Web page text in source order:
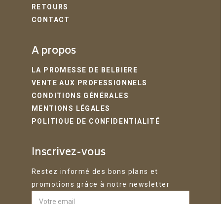
RETOURS
CONTACT
A propos
LA PROMESSE DE BELBIERE
VENTE AUX PROFESSIONNELS
CONDITIONS GÉNÉRALES
MENTIONS LÉGALES
POLITIQUE DE CONFIDENTIALITÉ
Inscrivez-vous
Restez informé des bons plans et
promotions grâce à notre newsletter